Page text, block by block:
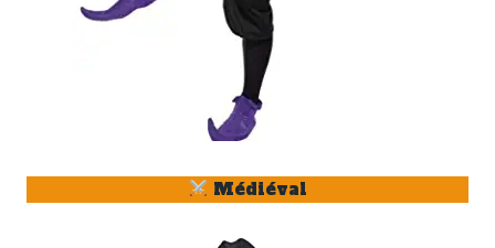
Médiéval